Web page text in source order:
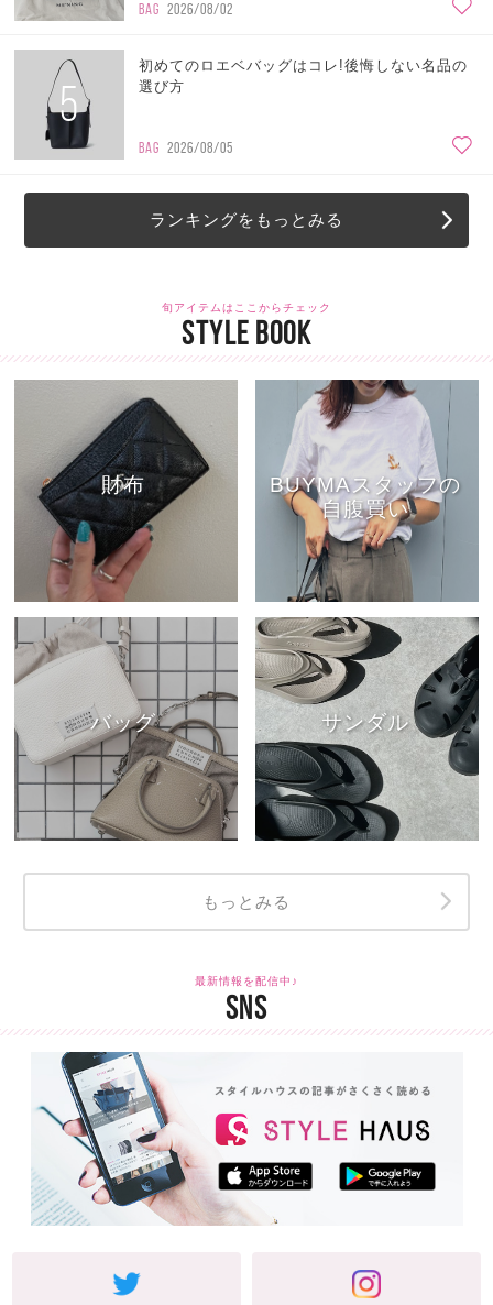
BAG 2026/08/02
5
初めてのロエベバッグはコレ!後悔しない名品の
選び方
BAG 2026/08/05
ランキングをもっとみる
旬アイテムはここからチェック
STYLE BOOK
財布
BUYMAスタッフの
自腹買い
バッグ サンダル
もっとみる
最新情報を配信中♪
SNS